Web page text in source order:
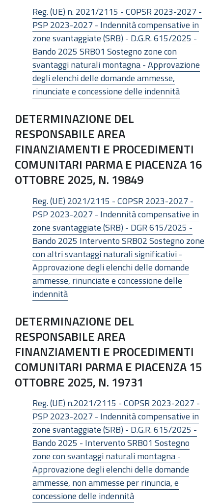
Reg. (UE) n. 2021/2115 - COPSR 2023-2027 -
PSP 2023-2027 - Indennità compensative in
zone svantaggiate (SRB) - D.G.R. 615/2025 -
Bando 2025 SRB01 Sostegno zone con
svantaggi naturali montagna - Approvazione
degli elenchi delle domande ammesse,
rinunciate e concessione delle indennità
DETERMINAZIONE DEL
RESPONSABILE AREA
FINANZIAMENTI E PROCEDIMENTI
COMUNITARI PARMA E PIACENZA 16
OTTOBRE 2025, N. 19849
Reg. (UE) 2021/2115 - COPSR 2023-2027 -
PSP 2023-2027 - Indennità compensative in
zone svantaggiate (SRB) - DGR 615/2025 -
Bando 2025 Intervento SRB02 Sostegno zone
con altri svantaggi naturali significativi -
Approvazione degli elenchi delle domande
ammesse, rinunciate e concessione delle
indennità
DETERMINAZIONE DEL
RESPONSABILE AREA
FINANZIAMENTI E PROCEDIMENTI
COMUNITARI PARMA E PIACENZA 15
OTTOBRE 2025, N. 19731
Reg. (UE) n.2021/2115 - COPSR 2023-2027 -
PSP 2023-2027 - Indennità compensative in
zone svantaggiate (SRB) - D.G.R. 615/2025 -
Bando 2025 - Intervento SRB01 Sostegno
zone con svantaggi naturali montagna -
Approvazione degli elenchi delle domande
ammesse, non ammesse per rinuncia, e
concessione delle indennità